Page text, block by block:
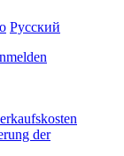
Pусский
der